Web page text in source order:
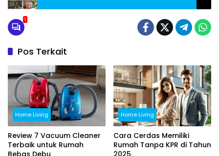
1
Pos Terkait
Home Living
Review 7 Vacuum Cleaner
Terbaik untuk Rumah
Home Living
Cara Cerdas Memiliki
Rumah Tanpa KPR di Tahun